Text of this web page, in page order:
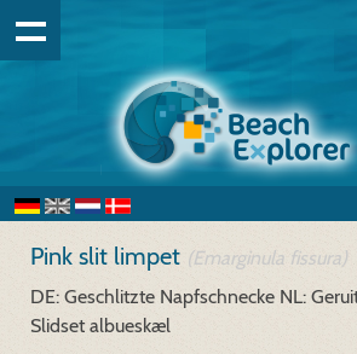
Pink slit limpet (Emarginula fissura)
DE: Geschlitzte Napfschnecke NL:
Slidset albueskæl